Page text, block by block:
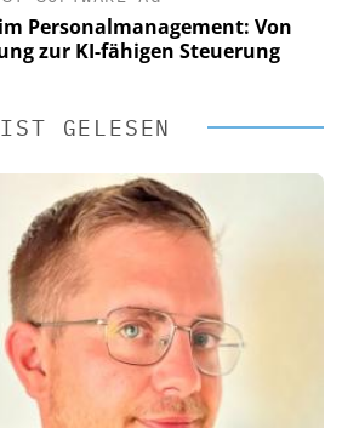
Personalmanagement: Von
zur KI-fähigen Steuerung
GELESEN